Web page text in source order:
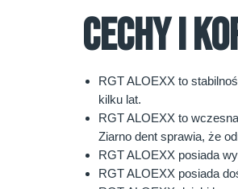
CECHY I
RGT ALOEXX to
kilku lat.
RGT ALOEXX to
Ziarno dent sprawia, że
RGT ALOEXX posiada
RGT ALOEXX posiada